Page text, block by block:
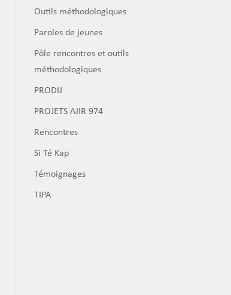
Outils méthodologiques
Paroles de jeunes
Pôle rencontres et outils
méthodologiques
PRODIJ
PROJETS AJIR 974
Rencontres
Si Té Kap
Témoignages
TIPA